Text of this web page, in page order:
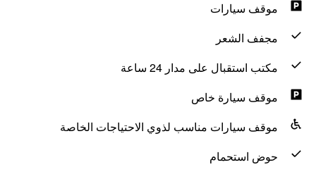
موقف سيارات
مجفف الشعر
مكتب استقبال على مدار 24 ساعة
موقف سيارة خاص
موقف سيارات مناسب لذوي الاحتياجات الخاصة
حوض استحمام